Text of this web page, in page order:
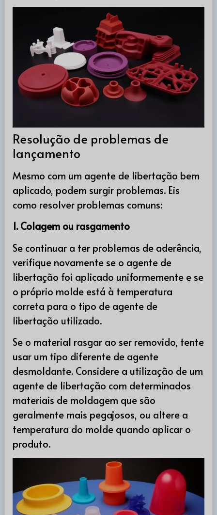
Resolução de problemas de
lançamento
Mesmo com um agente de libertação bem
aplicado, podem surgir problemas. Eis
como resolver problemas comuns:
1. Colagem ou rasgamento
Se continuar a ter problemas de aderência,
verifique novamente se o agente de
libertação foi aplicado uniformemente e se
o próprio molde está à temperatura
correta para o tipo de agente de
libertação utilizado.
Se o material rasgar ao ser removido, tente
usar um tipo diferente de agente
desmoldante. Considere a utilização de um
agente de libertação com determinados
materiais de moldagem que são
geralmente mais pegajosos, ou altere a
temperatura do molde quando aplicar o
produto.